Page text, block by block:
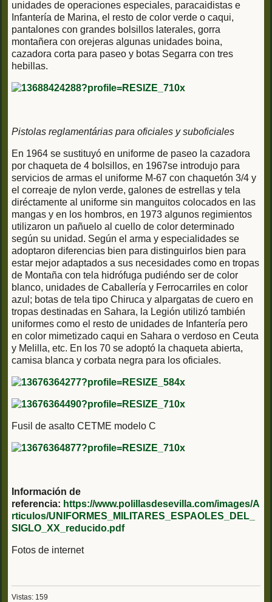
unidades de operaciones especiales, paracaidistas e
Infantería de Marina, el resto de color verde o caqui,
pantalones con grandes bolsillos laterales, gorra
montañera con orejeras algunas unidades boina,
cazadora corta para paseo y botas Segarra con tres
hebillas.
Pistolas reglamentárias para oficiales y suboficiales
En 1964 se sustituyó en uniforme de paseo la cazadora
por chaqueta de 4 bolsillos, en 1967se introdujo para
servicios de armas el uniforme M-67 con chaquetón 3/4 y
el correaje de nylon verde, galones de estrellas y tela
diréctamente al uniforme sin manguitos colocados en las
mangas y en los hombros, en 1973 algunos regimientos
utilizaron un pañuelo al cuello de color determinado
según su unidad. Según el arma y especialidades se
adoptaron diferencias bien para distinguirlos bien para
estar mejor adaptados a sus necesidades como en tropas
de Montaña con tela hidrófuga pudiéndo ser de color
blanco, unidades de Caballería y Ferrocarriles en color
azul; botas de tela tipo Chiruca y alpargatas de cuero en
tropas destinadas en Sahara, la Legión utilizó también
uniformes como el resto de unidades de Infantería pero
en color mimetizado caqui en Sahara o verdoso en Ceuta
y Melilla, etc. En los 70 se adoptó la chaqueta abierta,
camisa blanca y corbata negra para los oficiales.
Fusil de asalto CETME modelo C
Información de
referencia: https://www.polillasdesevilla.com/images/A
rticulos/UNIFORMES_MILITARES_ESPAOLES_DEL_
SIGLO_XX_reducido.pdf
Fotos de internet
Vistas: 159